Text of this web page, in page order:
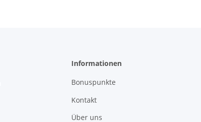
Informationen
Bonuspunkte
Kontakt
Über uns